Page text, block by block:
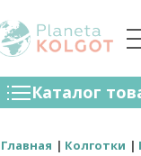
Каталог
Колготки
Чулки
Нижнее Белье
Главная Колготки